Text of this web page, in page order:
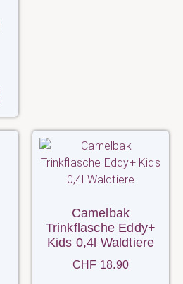
Camelbak
Trinkflasche Eddy+
Kids 0,4l Waldtiere
CHF 18.90